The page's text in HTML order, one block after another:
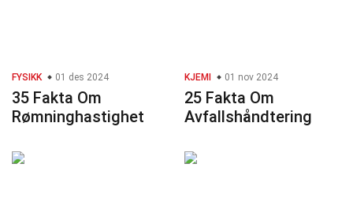
FYSIKK 01 des 2024
35 Fakta Om
Rømninghastighet
KJEMI 01 nov 2024
25 Fakta Om
Avfallshåndtering